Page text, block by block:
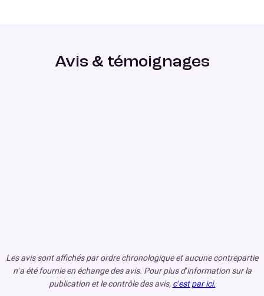
Avis & témoignages
Les avis sont affichés par ordre chronologique et aucune contrepartie
n’a été fournie en échange des avis. Pour plus d’information sur la
publication et le contrôle des avis, c’est par ici.